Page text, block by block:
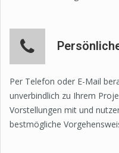
Per Telefon oder E-Mail
unverbindlich zu Ihrem
Vorstellungen mit und
bestmögliche